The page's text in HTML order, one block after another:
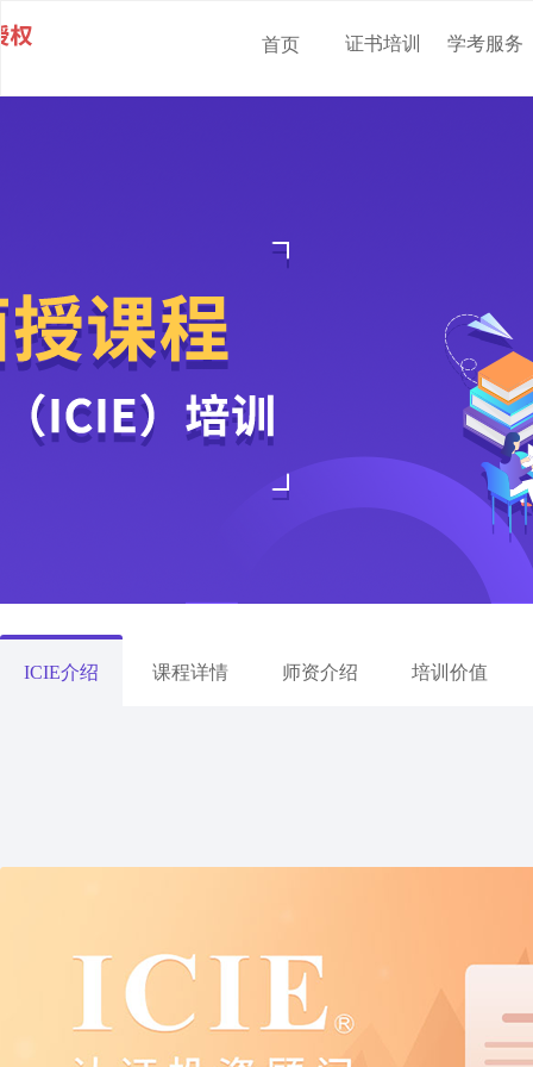
首页 证书培训 学考服务
ICIE介绍 课程详情 师资介绍 培训价值